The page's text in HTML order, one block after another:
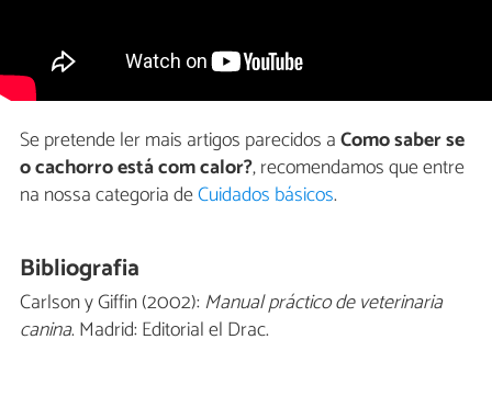
Se pretende ler mais artigos parecidos aComo saber se
o cachorro está com calor?, recomendamos que entre
na nossa categoria deCuidados básicos.
Bibliografia
Carlson y Giffin (2002):Manual práctico de veterinaria
canina. Madrid: Editorial el Drac.